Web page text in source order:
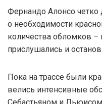
Фернандо Алонсо
о необходимости
количества обломков
прислушались и
Пока на трассе были
велись интенсивные
Себастьяном и